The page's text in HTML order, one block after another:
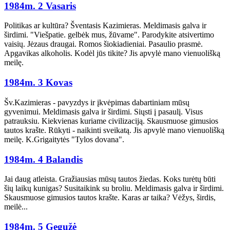
1984m. 2 Vasaris
Politikas ar kultūra? Šventasis Kazimieras. Meldimasis galva ir
širdimi. "Viešpatie. gelbėk mus, žūvame". Parodykite atsivertimo
vaisių. Jėzaus draugai. Romos šiokiadieniai. Pasaulio prasmė.
Apgavikas alkoholis. Kodėl jūs tikite? Jis apvylė mano vienuolišką
meilę.
1984m. 3 Kovas
Šv.Kazimieras - pavyzdys ir įkvėpimas dabartiniam mūsų
gyvenimui. Meldimasis galva ir širdimi. Siųsti į pasaulį. Visus
patrauksiu. Kiekvienas kuriame civilizaciją. Skausmuose gimusios
tautos krašte. Rūkyti - naikinti sveikatą. Jis apvylė mano vienuolišką
meilę. K.Grigaitytės "Tylos dovana".
1984m. 4 Balandis
Jai daug atleista. Gražiausias mūsų tautos žiedas. Koks turėtų būti
šių laikų kunigas? Susitaikink su broliu. Meldimasis galva ir širdimi.
Skausmuose gimusios tautos krašte. Karas ar taika? Vėžys, širdis,
meilė...
1984m. 5 Gegužė